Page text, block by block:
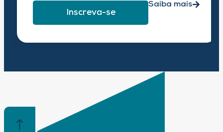
Inscreva-se
Saiba mais